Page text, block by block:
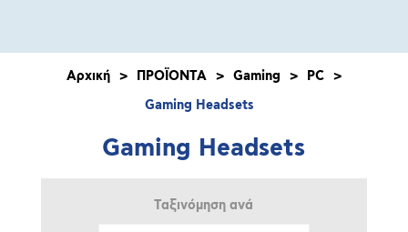
Αρχική > ΠΡΟΪΟΝΤΑ > Gaming > PC >
Gaming Headsets
Gaming Headsets
Ταξινόμηση ανά